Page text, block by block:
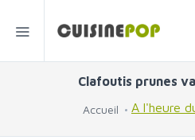
Clafoutis prunes
Accueil A l'heure